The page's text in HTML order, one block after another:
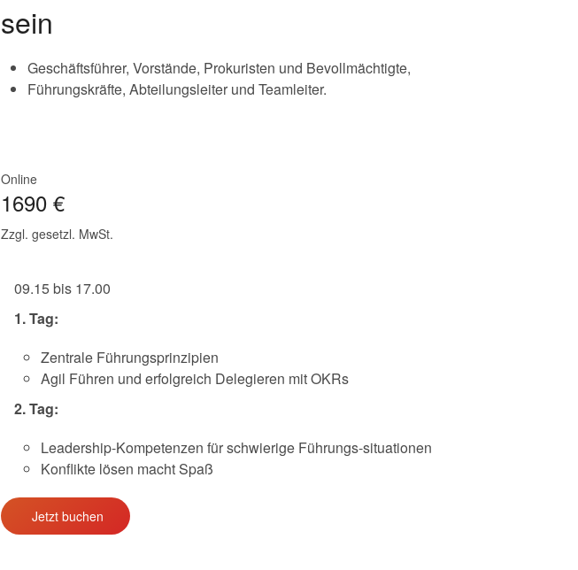
sein
Geschäftsführer, Vorstände, Prokuristen und Bevollmächtigte,
Führungskräfte, Abteilungsleiter und Teamleiter.
Online
1690 €
Zzgl. gesetzl. MwSt.
09.15 bis 17.00
1. Tag:
Zentrale Führungsprinzipien
Agil Führen und erfolgreich Delegieren mit OKRs
2. Tag:
Leadership-Kompetenzen für schwierige Führungs-situationen
Konflikte lösen macht Spaß
Jetzt buchen